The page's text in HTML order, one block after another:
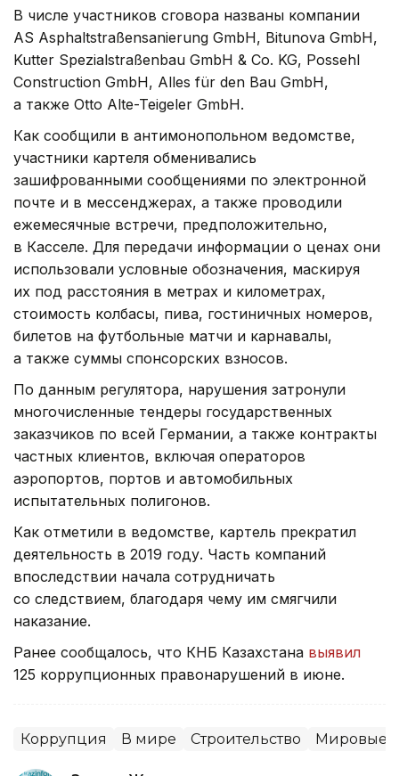
В числе участников сговора названы компании
AS Asphaltstraßensanierung GmbH, Bitunova GmbH,
Kutter Spezialstraßenbau GmbH & Co. KG, Possehl
Construction GmbH, Alles für den Bau GmbH,
а также Otto Alte-Teigeler GmbH.
Как сообщили в антимонопольном ведомстве,
участники картеля обменивались
зашифрованными сообщениями по электронной
почте и в мессенджерах, а также проводили
ежемесячные встречи, предположительно,
в Касселе. Для передачи информации о ценах они
использовали условные обозначения, маскируя
их под расстояния в метрах и километрах,
стоимость колбасы, пива, гостиничных номеров,
билетов на футбольные матчи и карнавалы,
а также суммы спонсорских взносов.
По данным регулятора, нарушения затронули
многочисленные тендеры государственных
заказчиков по всей Германии, а также контракты
частных клиентов, включая операторов
аэропортов, портов и автомобильных
испытательных полигонов.
Как отметили в ведомстве, картель прекратил
деятельность в 2019 году. Часть компаний
впоследствии начала сотрудничать
со следствием, благодаря чему им смягчили
наказание.
Ранее сообщалось, что КНБ Казахстана выявил
125 коррупционных правонарушений в июне.
Коррупция В мире Строительство Мировые